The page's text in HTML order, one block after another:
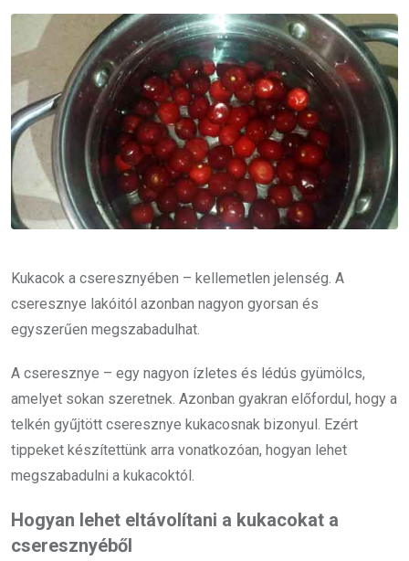
Email
Kukacok a cseresznyében – kellemetlen jelenség. A
cseresznye lakóitól azonban nagyon gyorsan és
egyszerűen megszabadulhat.
A cseresznye – egy nagyon ízletes és lédús gyümölcs,
amelyet sokan szeretnek. Azonban gyakran előfordul, hogy a
telkén gyűjtött cseresznye kukacosnak bizonyul. Ezért
tippeket készítettünk arra vonatkozóan, hogyan lehet
megszabadulni a kukacoktól.
Hogyan lehet eltávolítani a kukacokat a
cseresznyéből